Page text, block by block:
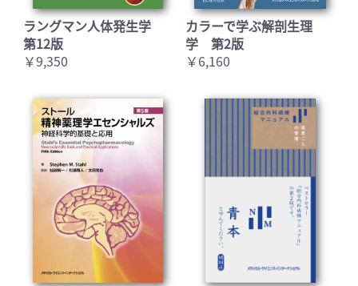
ラングマン人体発生学
第12版
￥9,350
カラーで学ぶ解剖生理
学 第2版
￥6,160